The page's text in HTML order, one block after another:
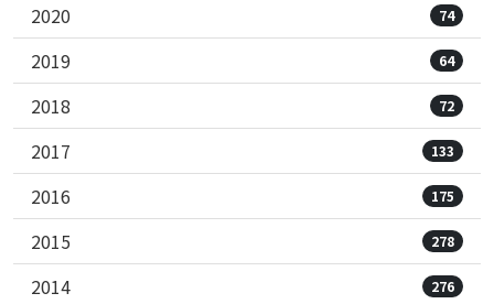
2020 74
2019 64
2018 72
2017 133
2016 175
2015 278
2014 276